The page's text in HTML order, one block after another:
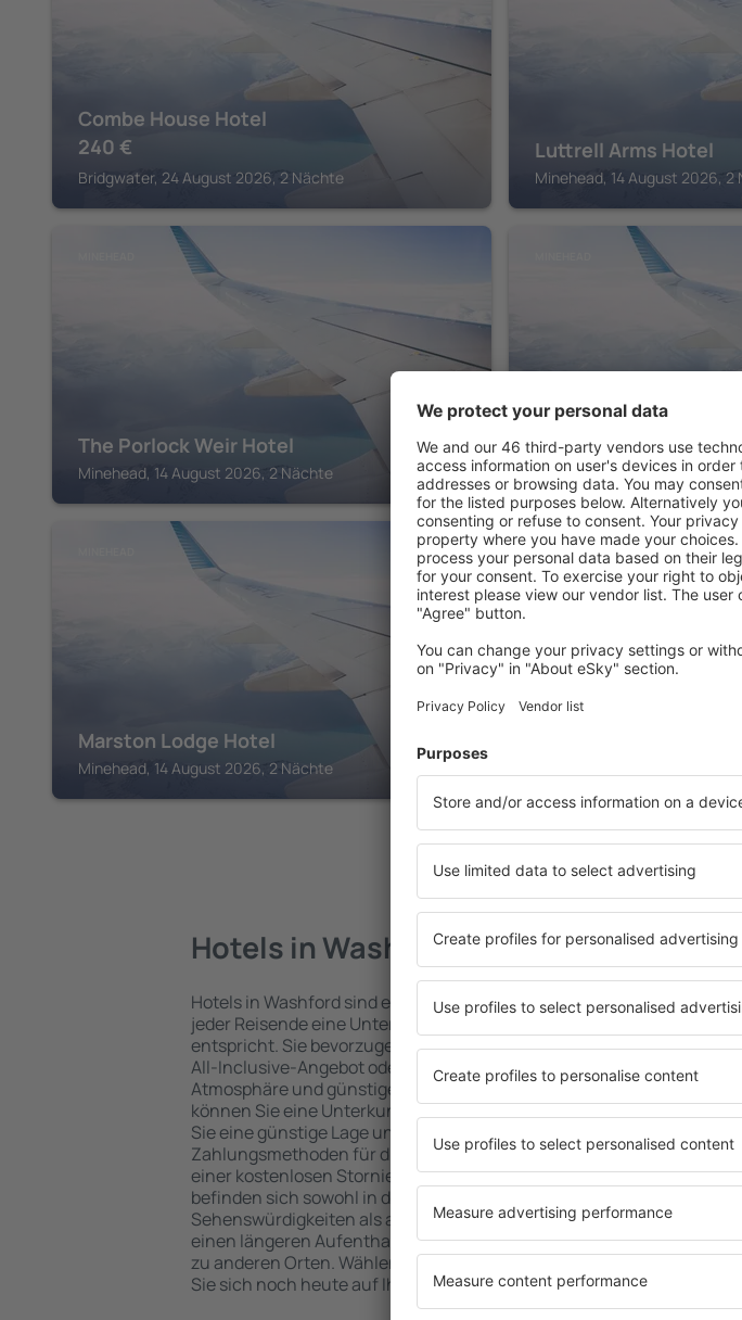
Combe House Hotel
240 €
Bridgwater, 24 August 2026, 2 Nächte
Luttrell Arms Hotel
Minehead, 14 August 2026, 2
The Porlock Weir Hotel
Minehead, 14 August 2026, 2 Nächte
Yarn Market Hotel
Minehead, 14 August 2026, 2
Marston Lodge Hotel
Minehead, 14 August 2026, 2 Nächte
TAUNTON
Hotels in Washford
Hotels in Washford sind eine vielfältige Unterkunftsbasis, in der
jeder Reisende eine Unterkunft findet, die seinen Erwartungen
entspricht. Sie bevorzugen ein Hotel mit hohem Standard und
All-Inclusive-Angebot oder wählen Hotels aus, die eine intime
Atmosphäre und günstige Unterkünfte garantieren? in Washford
können Sie eine Unterkunft für jede Geldtasche buchen! Wählen
Sie eine günstige Lage und den Standard des Hotels sowie die
Zahlungsmethoden für die Unterkunft aus und die Möglichkeit
einer kostenlosen Stornierung der Buchung. Hotels in Washford
befinden sich sowohl in der Nähe der beliebtesten
Sehenswürdigkeiten als auch abseits der Masse. Perfekt für
einen längeren Aufenthalt und als Ausgangspunkt für Ausflüge
zu anderen Orten. Wählen Sie ein Hotel für sich aus und bereiten
Sie sich noch heute auf Ihre Reise oder Geschäftsreise vor!